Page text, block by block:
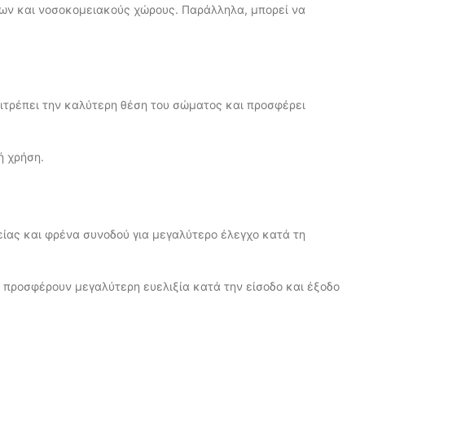
και νοσοκομειακούς χώρους. Παράλληλα, μπορεί να
την καλύτερη θέση του σώματος και προσφέρει
χρήση.
και φρένα συνοδού για μεγαλύτερο έλεγχο κατά τη
μεγαλύτερη ευελιξία κατά την είσοδο και έξοδο